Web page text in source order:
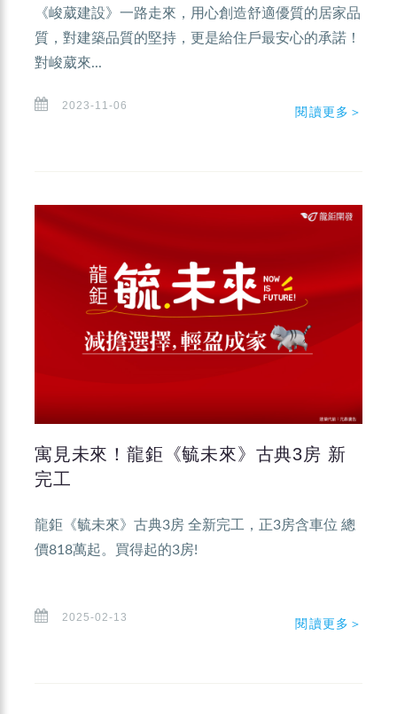
《峻葳建設》一路走來，用心創造舒適優質的居家品
質，對建築品質的堅持，更是給住戶最安心的承諾！
對峻葳來...
2023-11-06 閱讀更多＞
寓見未來！龍鉅《毓未來》古典3房 新
完工
龍鉅《毓未來》古典3房 全新完工，正3房含車位 總
價818萬起。買得起的3房!
2025-02-13 閱讀更多＞